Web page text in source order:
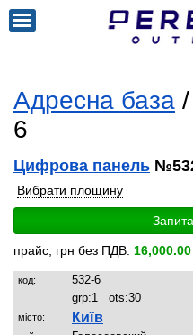
Адресна база
6
Цифрова панель
Вибрати площину
прайс, грн без ПДВ:
код:
532-6
grp:1 ots:30
місто: Київ